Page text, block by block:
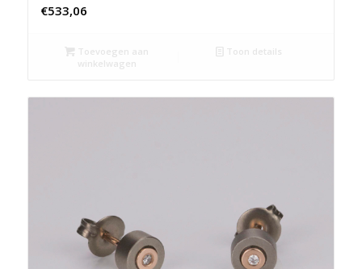
€533,06
Toevoegen aan
winkelwagen
Toon details